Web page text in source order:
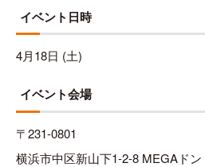
イベント日時
4月18日 (土)
イベント会場
〒231-0801
横浜市中区新山下1-2-8 MEGAド